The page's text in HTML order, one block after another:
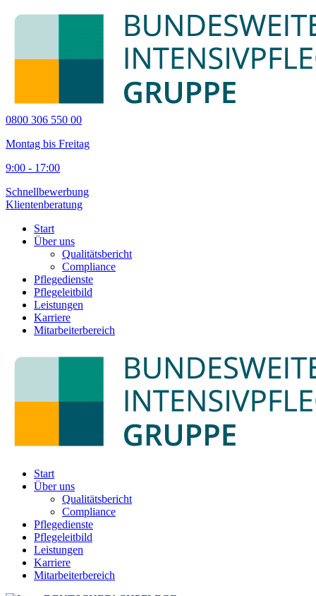
0800 306 550 00
Montag bis Freitag
9:00 - 17:00
Schnellbewerbung
Klientenberatung
Start
Über uns
Qualitätsbericht
Compliance
Pflegedienste
Pflegeleitbild
Leistungen
Karriere
Mitarbeiterbereich
Start
Über uns
Qualitätsbericht
Compliance
Pflegedienste
Pflegeleitbild
Leistungen
Karriere
Mitarbeiterbereich